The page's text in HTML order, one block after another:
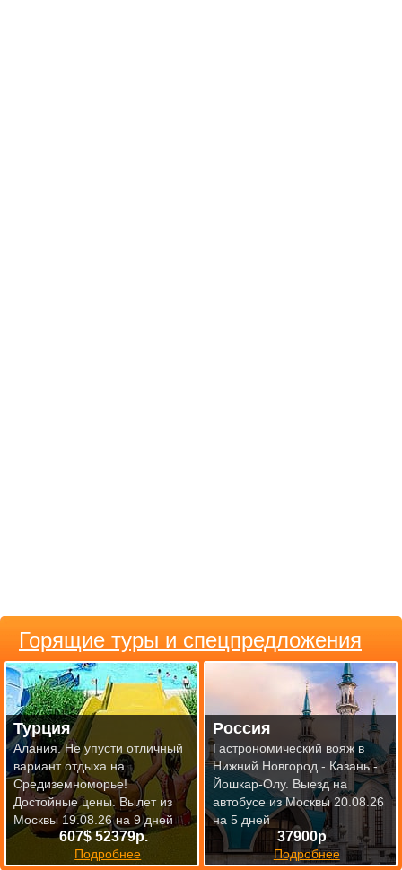
Горящие туры и спецпредложения
607$ 52379р.
Подробнее
Турция
Алания. Не упусти отличный
вариант отдыха на
Средиземноморье!
Достойные цены. Вылет из
Москвы 19.08.26 на 9 дней
37900р
Подробнее
Россия
Гастрономический вояж в
Нижний Новгород - Казань -
Йошкар-Олу. Выезд на
автобусе из Москвы 20.08.26
на 5 дней